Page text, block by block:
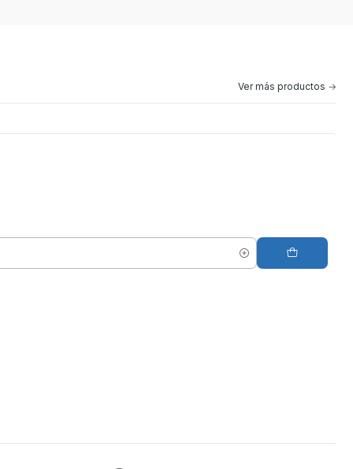
Ver más productos